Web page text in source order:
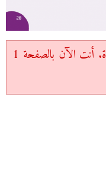
اضغط على الصفحة التالية لمتابعة القراءة. أنت الآن بالصفحة 1